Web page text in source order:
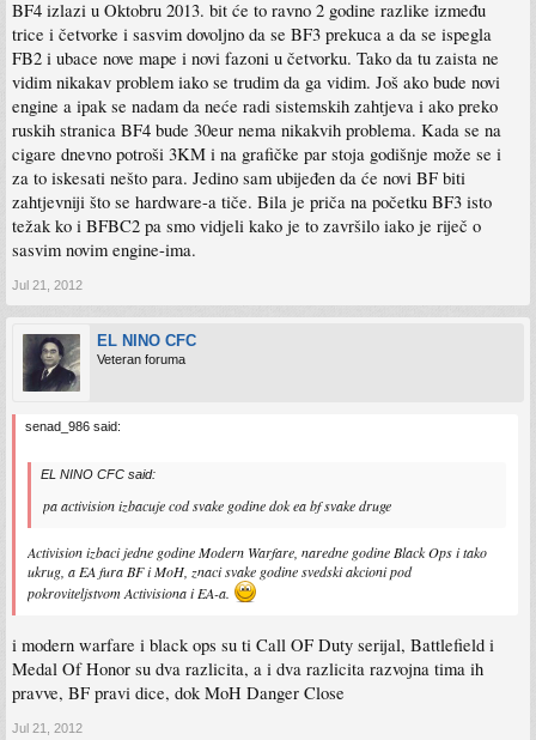
BF4 izlazi u Oktobru 2013. bit će to ravno 2 godine razlike između
trice i četvorke i sasvim dovoljno da se BF3 prekuca a da se ispegla
FB2 i ubace nove mape i novi fazoni u četvorku. Tako da tu zaista ne
vidim nikakav problem iako se trudim da ga vidim. Još ako bude novi
engine a ipak se nadam da neće radi sistemskih zahtjeva i ako preko
ruskih stranica BF4 bude 30eur nema nikakvih problema. Kada se na
cigare dnevno potroši 3KM i na grafičke par stoja godišnje može se i
za to iskesati nešto para. Jedino sam ubijeđen da će novi BF biti
zahtjevniji što se hardware-a tiče. Bila je priča na početku BF3 isto
težak ko i BFBC2 pa smo vidjeli kako je to završilo iako je riječ o
sasvim novim engine-ima.
Jul 21, 2012
EL NINO CFC
Veteran foruma
senad_986 said:
EL NINO CFC said:
pa activision izbacuje cod svake godine dok ea bf svake druge
Activision izbaci jedne godine Modern Warfare, naredne godine Black Ops i tako
ukrug, a EA fura BF i MoH, znaci svake godine svedski akcioni pod
pokroviteljstvom Activisiona i EA-a.
i modern warfare i black ops su ti Call OF Duty serijal, Battlefield i
Medal Of Honor su dva razlicita, a i dva razlicita razvojna tima ih
pravve, BF pravi dice, dok MoH Danger Close
Jul 21, 2012